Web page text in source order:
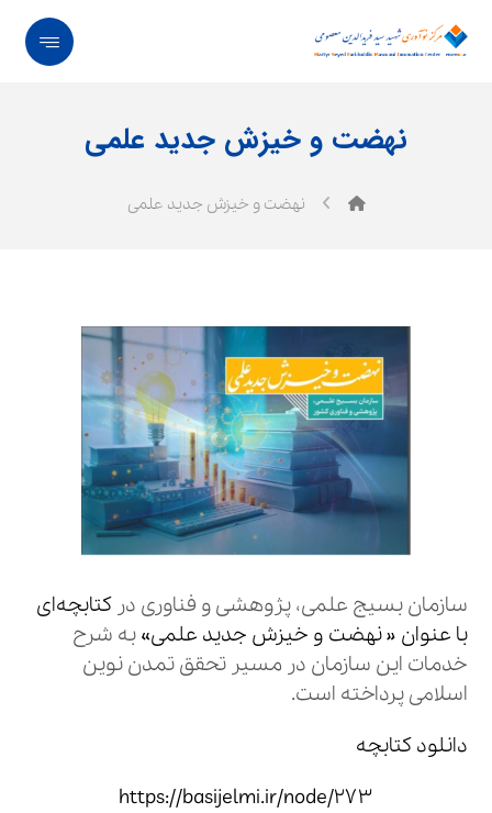
نهضت و خیزش جدید علمی
نهضت و خیزش جدید علمی
سازمان بسیج علمی، پژوهشی و فناوری درکتابچه‌ای
با عنوان « نهضت و خیزش جدید علمی»به شرح
خدمات این سازمان در مسیر تحقق تمدن نوین
اسلامی پرداخته است.
دانلود کتابچه
https://basijelmi.ir/node/۲۷۳